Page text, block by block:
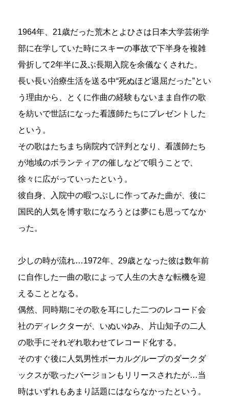
1964年、21歳だった荒木とよひさは日本大学芸術学
部に在学していた時にスキーの事故で下半身を複雑
骨折して2年半に及ぶ長期入院を余儀なくされた。
長い長い治療生活を送る中“死ぬほど退屈だった”とい
う理由から、とくに作曲の経験もないまま自作の歌
を紡いで世話になった看護師たちにプレゼントした
という。
その歌はたちまち病院内で評判となり、看護師たち
が地域のボランティアの催しなどで唄うことで、
徐々に広がっていったという。
彼自身、入院中の暇つぶしに作ってみた曲が、後に
国民的人気を博す歌になろうとは夢にも思ってなか
った。
少しの時が流れ…1972年、29歳となった彼は数年前
に自作した一曲の歌によって人生の大きな転機を迎
えることとなる。
偶然、同時期にその歌を耳にした二つのレコード会
社のディレクターが、いぬいゆみ、片山知子の二人
の歌手にそれぞれ歌わせてレコード化する。
そのすぐ後に人気男性ボーカルグループのダークダ
ックスが歌ったバージョンもリリースされたが…当
時はいずれもあまり話題にはならなかったという。